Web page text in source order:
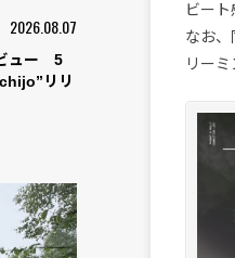
2026.08.07
ュー 5
リリ
ビー
なお
リー